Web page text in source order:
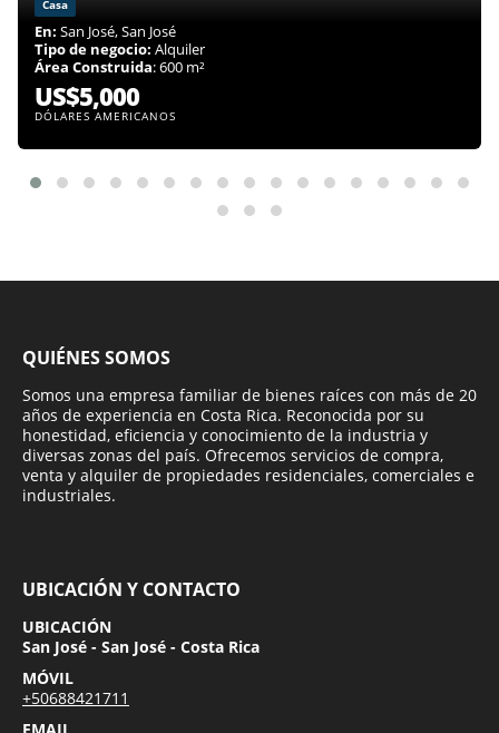
Casa
En: San José, San José
Tipo de negocio: Alquiler
Área Construida: 600 m²
US$5,000
DÓLARES AMERICANOS
QUIÉNES SOMOS
Somos una empresa familiar de bienes raíces con más de 20
años de experiencia en Costa Rica. Reconocida por su
honestidad, eficiencia y conocimiento de la industria y
diversas zonas del país. Ofrecemos servicios de compra,
venta y alquiler de propiedades residenciales, comerciales e
industriales.
UBICACIÓN Y CONTACTO
UBICACIÓN
San José - San José - Costa Rica
MÓVIL
+50688421711